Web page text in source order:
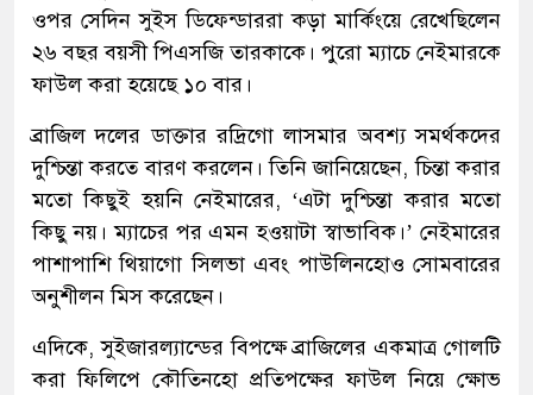
ওপর সেদিন সুইস ডিফেন্ডাররা কড়া মার্কিংয়ে রেখেছিলেন
২৬ বছর বয়সী পিএসজি তারকাকে। পুরো ম্যাচে নেইমারকে
ফাউল করা হয়েছে ১০ বার।
ব্রাজিল দলের ডাক্তার রদ্রিগো লাসমার অবশ্য সমর্থকদের
দুশ্চিন্তা করতে বারণ করলেন। তিনি জানিয়েছেন, চিন্তা করার
মতো কিছুই হয়নি নেইমারের, ‘এটা দুশ্চিন্তা করার মতো
কিছু নয়। ম্যাচের পর এমন হওয়াটা স্বাভাবিক।’ নেইমারের
পাশাপাশি থিয়াগো সিলভা এবং পাউলিনহোও সোমবারের
অনুশীলন মিস করেছেন।
এদিকে, সুইজারল্যান্ডের বিপক্ষে ব্রাজিলের একমাত্র গোলটি
করা ফিলিপে কৌতিনহো প্রতিপক্ষের ফাউল নিয়ে ক্ষোভ